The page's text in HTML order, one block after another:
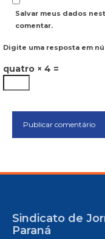
Salvar meus dados
comentar.
Digite uma resposta em
quatro × 4 =
Sindicato de
Paraná